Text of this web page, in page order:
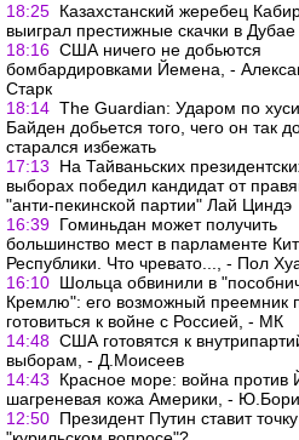
18:25 Казахстанский жеребец
выиграл престижные скачки в Дубае
18:16 США ничего не добьются
бомбардировками Йемена, -
Старк
18:14 The Guardian: Ударом по
Байден добьется того, чего он так
старался избежать
17:13
На Тайваньских
выборах победил кандидат от
"анти-пекинской партии" Лай Циндэ
16:39 Гоминьдан может получить
большинство мест в парламенте
Республики. Что чревато..., - Пол
16:10 Шольца обвинили в
Кремлю": его возможный преемник
готовиться к войне с Россией, - МК
14:48 США готовятся к
выборам, - Д.Моисеев
14:43
Красное море: война против
шагреневая кожа Америки, -
12:50 Президент Путин ставит